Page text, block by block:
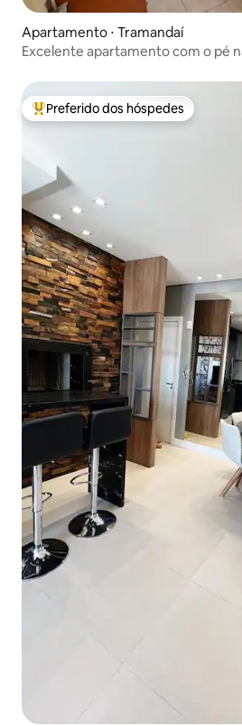
Apartamento ⋅ Tramandaí
Excelente apartamento com o pé
Entre os melhores preferidos dos
Preferido dos hóspedes